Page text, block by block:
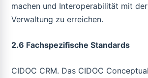
machen und Interoperabilität mit
Verwaltung zu erreichen.
2.6 Fachspezifische Standards
CIDOC CRM. Das CIDOC